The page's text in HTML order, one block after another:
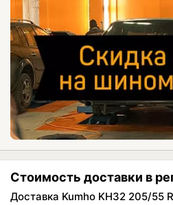
Стоимость доставки в
Доставка Kumho KH32 205/55